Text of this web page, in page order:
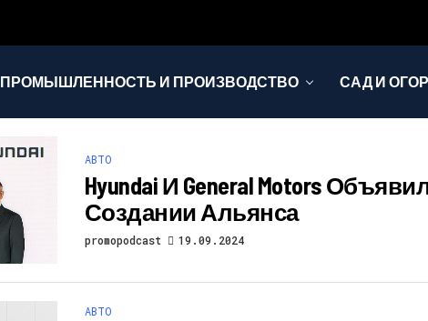
ПРОМЫШЛЕННОСТЬ И ПРОИЗВОДСТВО САД И
АВТО
Hyundai И General Motors
Создании Альянса
promopodcast 19.09.2024
АВТО